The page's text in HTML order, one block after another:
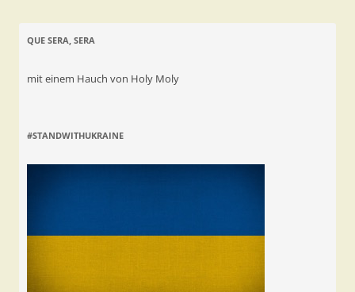
QUE SERA, SERA
mit einem Hauch von Holy Moly
#STANDWITHUKRAINE